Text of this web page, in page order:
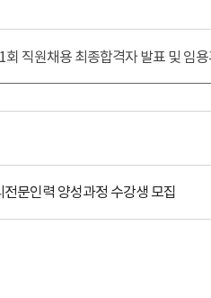
직원채용 최종합격자 발표 및 임
문인력 양성과정 수강생 모집